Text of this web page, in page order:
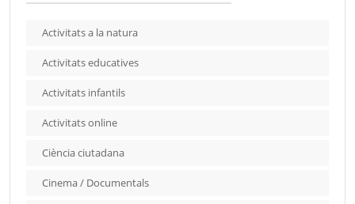
Activitats a la natura
Activitats educatives
Activitats infantils
Activitats online
Ciència ciutadana
Cinema / Documentals